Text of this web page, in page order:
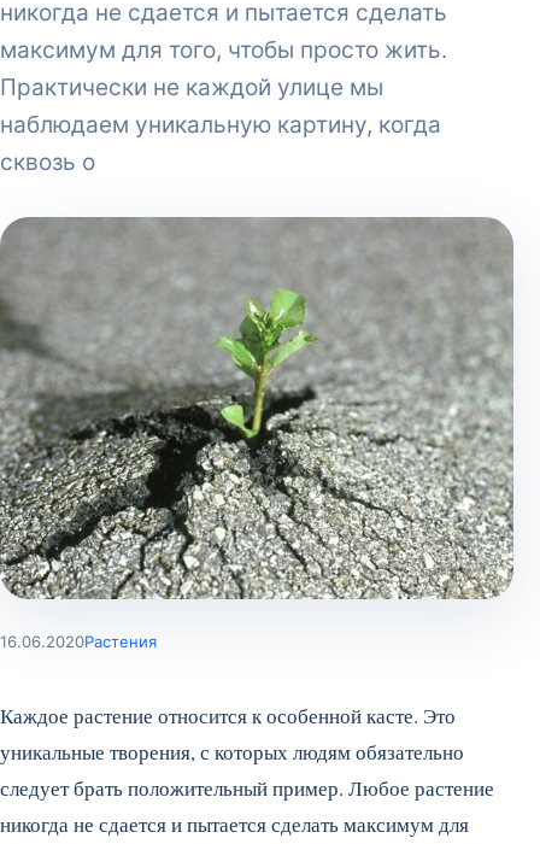
никогда не сдается и пытается сделать
максимум для того, чтобы просто жить.
Практически не каждой улице мы
наблюдаем уникальную картину, когда
сквозь о
16.06.2020Растения
Каждое растение относится к особенной касте. Это
уникальные творения, с которых людям обязательно
следует брать положительный пример. Любое растение
никогда не сдается и пытается сделать максимум для